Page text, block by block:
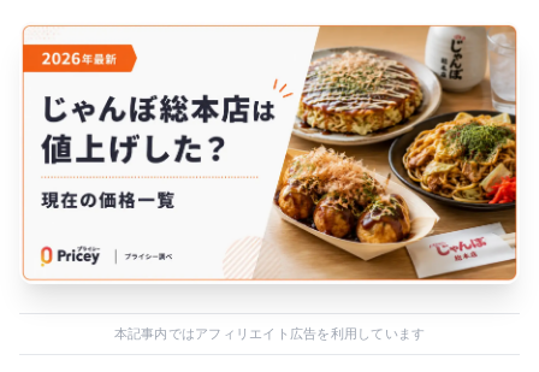
本記事内ではアフィリエイト広告を利用しています